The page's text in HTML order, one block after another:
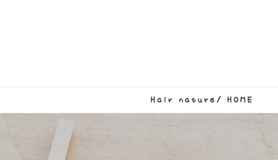
Hair nature/ HOME